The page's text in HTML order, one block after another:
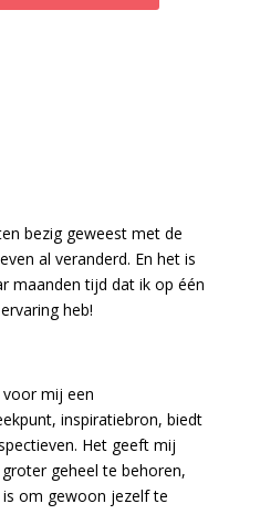
bezig geweest met de
al veranderd. En het is
maanden tijd dat ik op één
heb!
voor mij een
inspiratiebron, biedt
Het geeft mij
geheel te behoren,
om gewoon jezelf te